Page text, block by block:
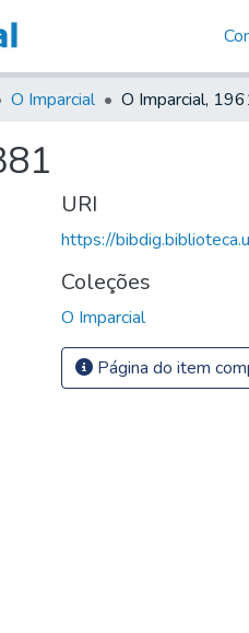
O Imparcial O Imparcial,
URI
https://
Coleções
O Imparcial
Página do item